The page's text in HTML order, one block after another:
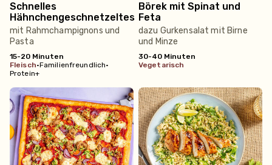
Schnelles
Hähnchengeschnetzeltes
mit Rahmchampignons und
Pasta
15-20 Minuten
fleisch•Familienfreundlich•
Protein+
Börek mit Spinat und
Feta
dazu Gurkensalat mit Birne
und Minze
30-40 Minuten
vegetarisch